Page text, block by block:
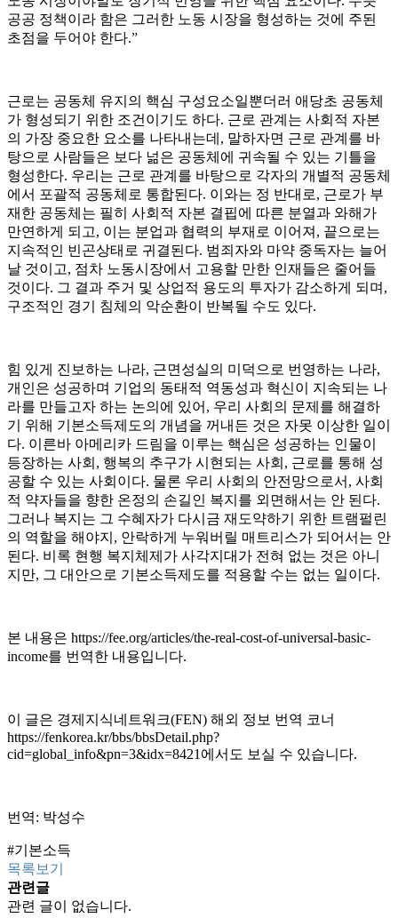
공공 정책이라 함은 그러한 노동 시장을 형성하는 것에 주된
초점을 두어야 한다.”
근로는 공동체 유지의 핵심 구성요소일뿐더러 애당초 공동체
가 형성되기 위한 조건이기도 하다. 근로 관계는 사회적 자본
의 가장 중요한 요소를 나타내는데, 말하자면 근로 관계를 바
탕으로 사람들은 보다 넒은 공동체에 귀속될 수 있는 기틀을
형성한다. 우리는 근로 관계를 바탕으로 각자의 개별적 공동체
에서 포괄적 공동체로 통합된다. 이와는 정 반대로, 근로가 부
재한 공동체는 필히 사회적 자본 결핍에 따른 분열과 와해가
만연하게 되고, 이는 분업과 협력의 부재로 이어져, 끝으로는
지속적인 빈곤상태로 귀결된다. 범죄자와 마약 중독자는 늘어
날 것이고, 점차 노동시장에서 고용할 만한 인재들은 줄어들
것이다. 그 결과 주거 및 상업적 용도의 투자가 감소하게 되며,
구조적인 경기 침체의 악순환이 반복될 수도 있다.
힘 있게 진보하는 나라, 근면성실의 미덕으로 번영하는 나라,
개인은 성공하며 기업의 동태적 역동성과 혁신이 지속되는 나
라를 만들고자 하는 논의에 있어, 우리 사회의 문제를 해결하
기 위해 기본소득제도의 개념을 꺼내든 것은 자못 이상한 일이
다. 이른바 아메리카 드림을 이루는 핵심은 성공하는 인물이
등장하는 사회, 행복의 추구가 시현되는 사회, 근로를 통해 성
공할 수 있는 사회이다. 물론 우리 사회의 안전망으로서, 사회
적 약자들을 향한 온정의 손길인 복지를 외면해서는 안 된다.
그러나 복지는 그 수혜자가 다시금 재도약하기 위한 트램펄린
의 역할을 해야지, 안락하게 누워버릴 매트리스가 되어서는 안
된다. 비록 현행 복지체제가 사각지대가 전혀 없는 것은 아니
지만, 그 대안으로 기본소득제도를 적용할 수는 없는 일이다.
본 내용은 https://fee.org/articles/the-real-cost-of-universal-basic-
income를 번역한 내용입니다.
이 글은 경제지식네트워크(FEN) 해외 정보 번역 코너
https://fenkorea.kr/bbs/bbsDetail.php?
cid=global_info&pn=3&idx=8421 에서도 보실 수 있습니다.
번역: 박성수
#기본소득
목록보기
관련글
관련 글이 없습니다.